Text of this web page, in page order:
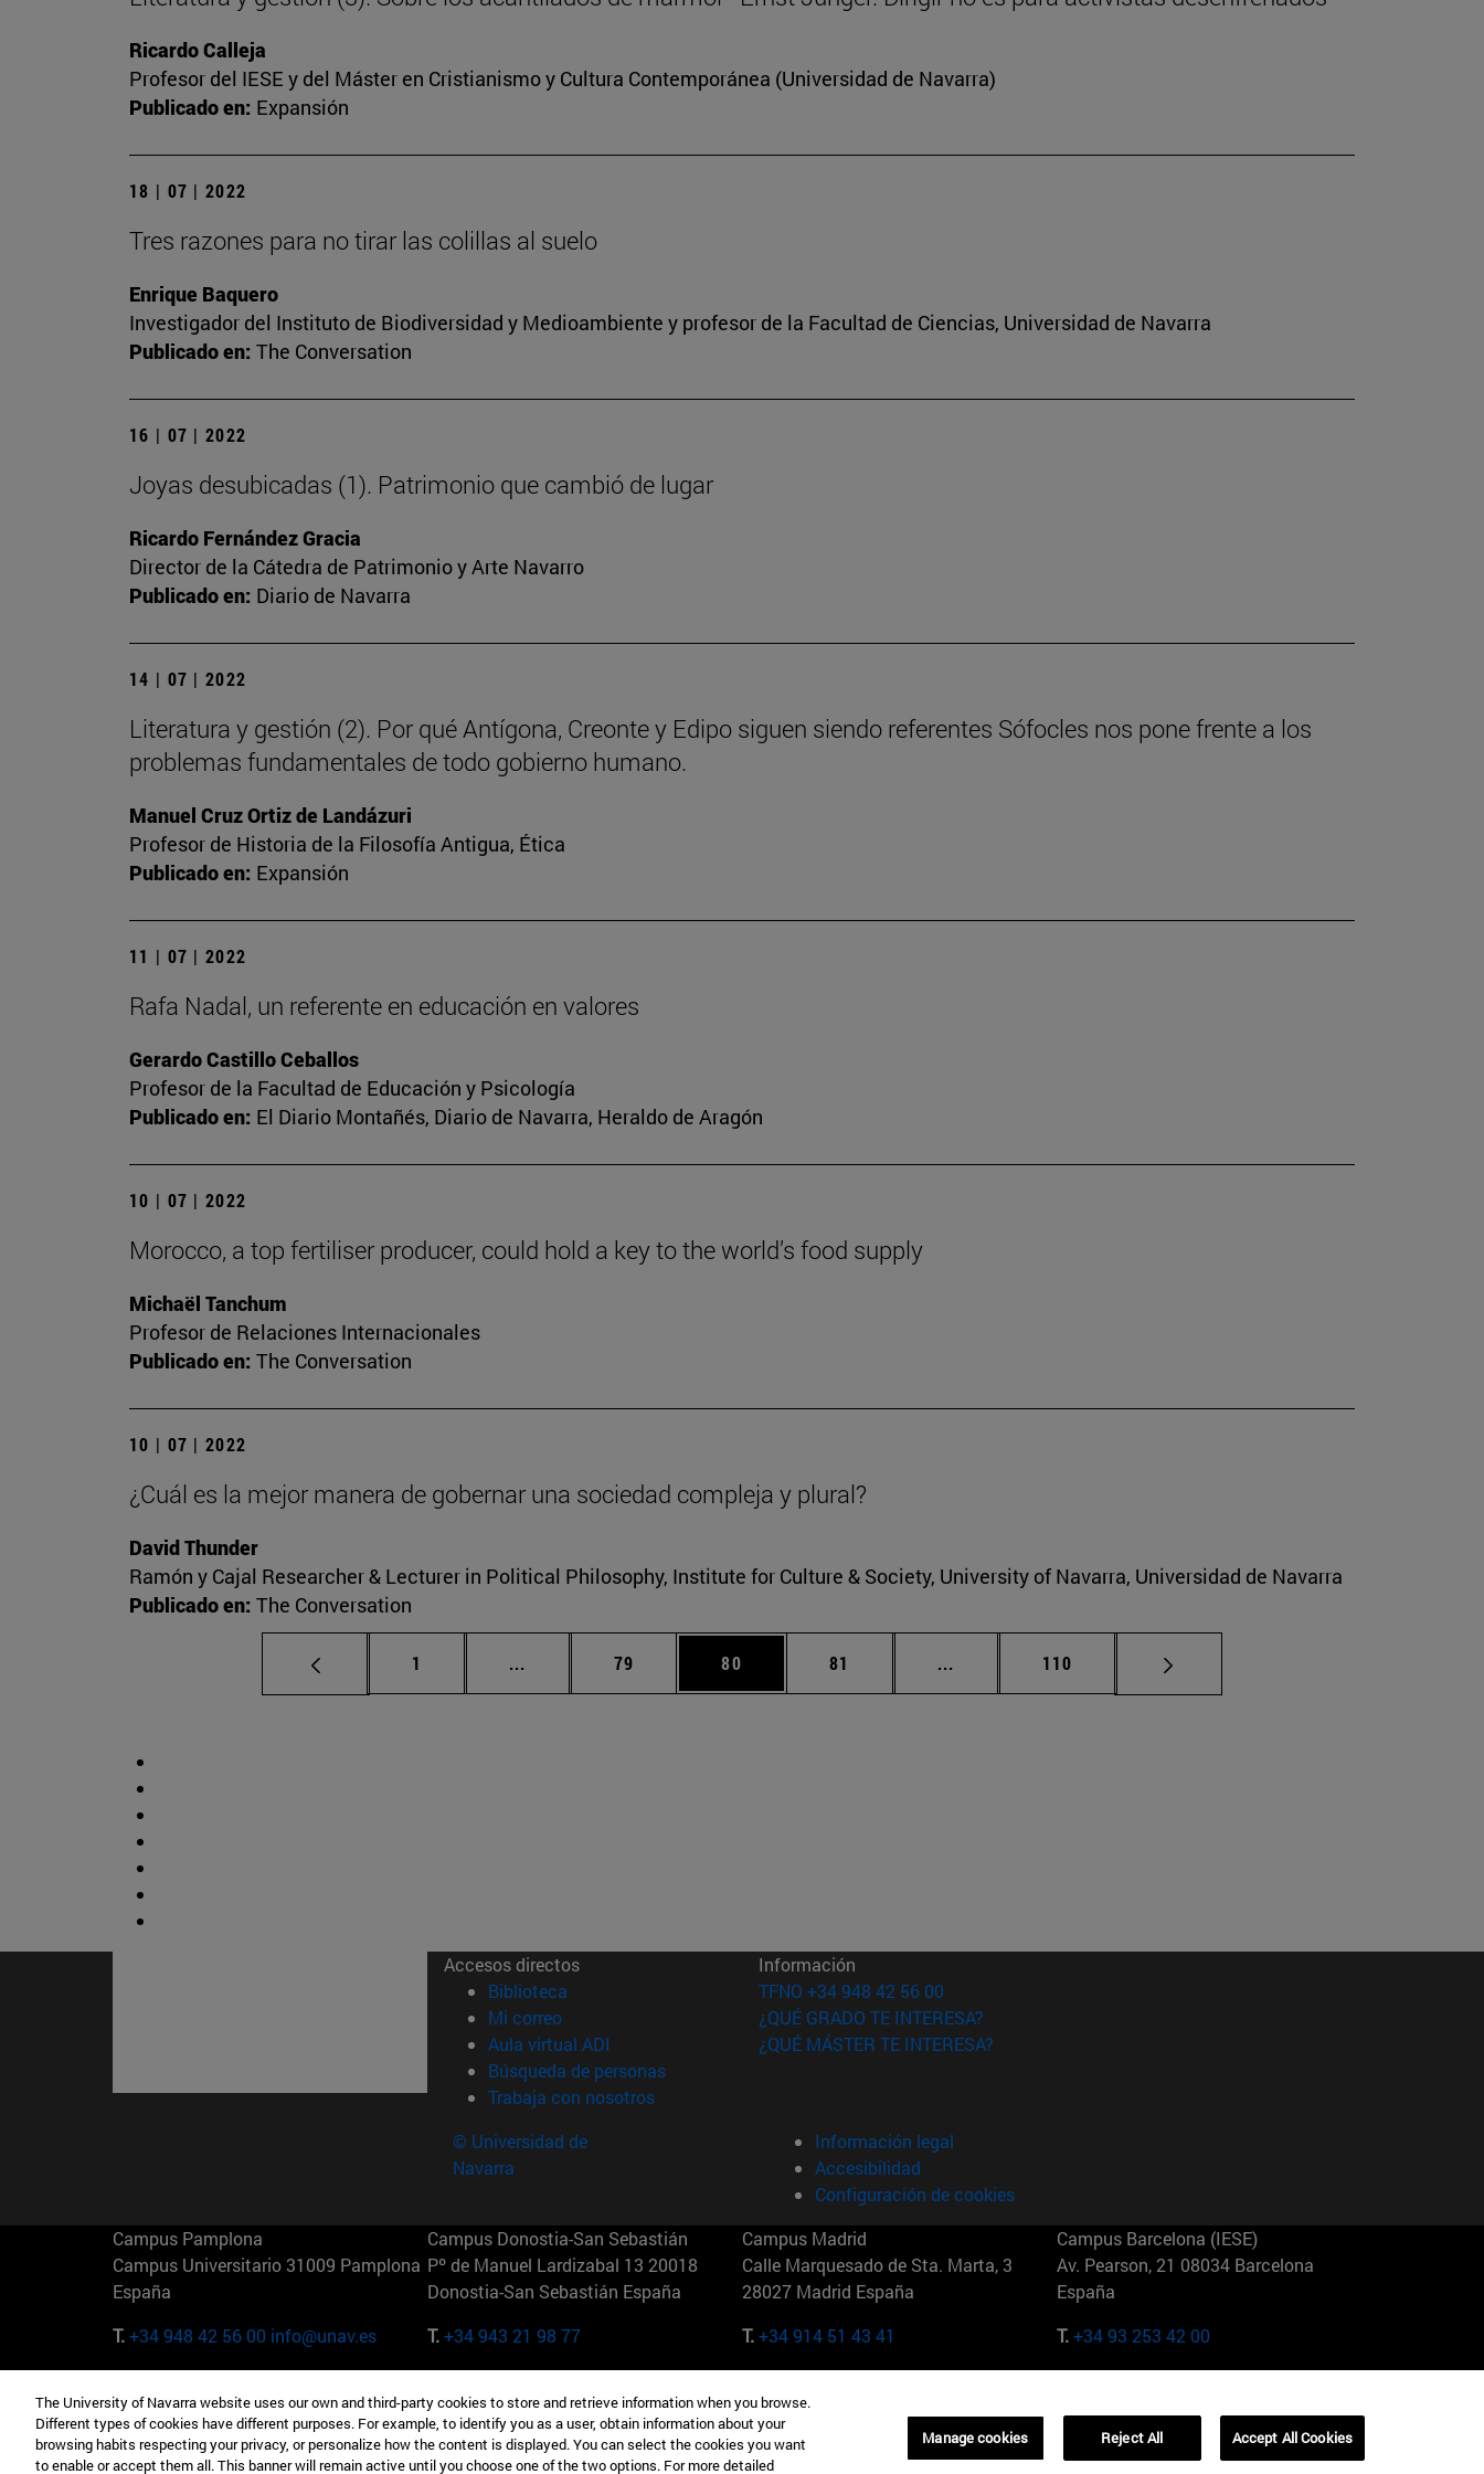
Ricardo Calleja
Profesor del IESE y del Máster en Cristianismo y Cultura Contemporánea (Universidad de Navarra)
Publicado en: Expansión
18 | 07 | 2022
Tres razones para no tirar las colillas al suelo
Enrique Baquero
Investigador del Instituto de Biodiversidad y Medioambiente y profesor de la Facultad de Ciencias, Universidad de Navarra
Publicado en: The Conversation
16 | 07 | 2022
Joyas desubicadas (1). Patrimonio que cambió de lugar
Ricardo Fernández Gracia
Director de la Cátedra de Patrimonio y Arte Navarro
Publicado en: Diario de Navarra
14 | 07 | 2022
Literatura y gestión (2). Por qué Antígona, Creonte y Edipo siguen siendo referentes Sófocles nos pone frente a los
problemas fundamentales de todo gobierno humano.
Manuel Cruz Ortiz de Landázuri
Profesor de Historia de la Filosofía Antigua, Ética
Publicado en: Expansión
11 | 07 | 2022
Rafa Nadal, un referente en educación en valores
Gerardo Castillo Ceballos
Profesor de la Facultad de Educación y Psicología
Publicado en: El Diario Montañés, Diario de Navarra, Heraldo de Aragón
10 | 07 | 2022
Morocco, a top fertiliser producer, could hold a key to the world’s food supply
Michaël Tanchum
Profesor de Relaciones Internacionales
Publicado en: The Conversation
10 | 07 | 2022
¿Cuál es la mejor manera de gobernar una sociedad compleja y plural?
David Thunder
Ramón y Cajal Researcher & Lecturer in Political Philosophy, Institute for Culture & Society, University of Navarra, Universidad de Navarra
Publicado en: The Conversation
Página
1 ... Páginas intermedias Use TAB para desplazarse.
Página
79 Página
80 Página
81 ... Páginas intermedias Use TAB para desplazarse.
Página
110
Accesos directos
Biblioteca (abre en nueva ventana)
Mi correo(abre en nueva ventana)
Aula virtual ADI (abre en nueva ventana)
Búsqueda de personas(abre en nueva ventana)
Trabaja con nosotros(abre en nueva ventana)
Información
TFNO +34 948 42 56 00
¿QUÉ GRADO TE INTERESA?
¿QUÉ MÁSTER TE INTERESA?
© Universidad de
Navarra
Información legal
Accesibilidad
Configuración de cookies
Campus Pamplona
Campus Universitario 31009 Pamplona
España
T.+34 948 42 56 00 info@unav.es
Campus Donostia-San Sebastián
Pº de Manuel Lardizabal 13 20018
Donostia-San Sebastián España
T.+34 943 21 98 77
Campus Madrid
Calle Marquesado de Sta. Marta, 3
28027 Madrid España
T.+34 914 51 43 41
Campus Barcelona (IESE)
Av. Pearson, 21 08034 Barcelona
España
T.+34 93 253 42 00
Camino del Cerro Águila 3 28023
Madrid España
165 W 57th St 10019-2201 Nueva York
EE.UU
Maria-Theresia-Straße 15 81675
Múnich Alemania
01321001 Bela Vista Brasil
The University of Navarra website uses our own and third-party cookies to store and retrieve information when you browse.
Different types of cookies have different purposes. For example, to identify you as a user, obtain information about your
browsing habits respecting your privacy, or personalize how the content is displayed. You can select the cookies you want
to enable or accept them all. This banner will remain active until you choose one of the two options. For more detailed
Manage cookies Reject All Accept All Cookies